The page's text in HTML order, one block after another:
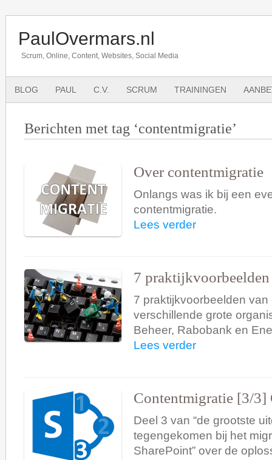
PaulOvermars.nl
Scrum, Online, Content, Websites, Social Media
BLOG PAUL C.V. SCRUM TRAININGEN
Berichten met tag ‘contentmigratie’
Over contentmigratie
Onlangs was ik bij een
contentmigratie.
Lees verder
7
7 praktijkvoorbeelden
verschillende grote
Beheer, Rabobank en
Lees verder
Contentmigratie [3/3]
Deel 3 van “de grootste
tegengekomen bij het
SharePoint” over de